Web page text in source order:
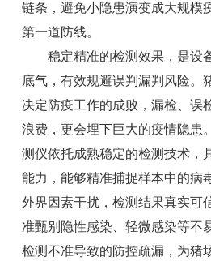
链条，避免小隐患演变成大规模
第一道防线。
稳定精准的检测效果，是设
底气，有效规避误判漏判风险。
决定防疫工作的成败，漏检、误
浪费，更会埋下巨大的疫情隐患
测仪依托成熟稳定的检测技术，
能力，能够精准捕捉样本中的病
外界因素干扰，检测结果真实可
准甄别隐性感染、轻微感染等不
检测不准导致的防控疏漏，为猪